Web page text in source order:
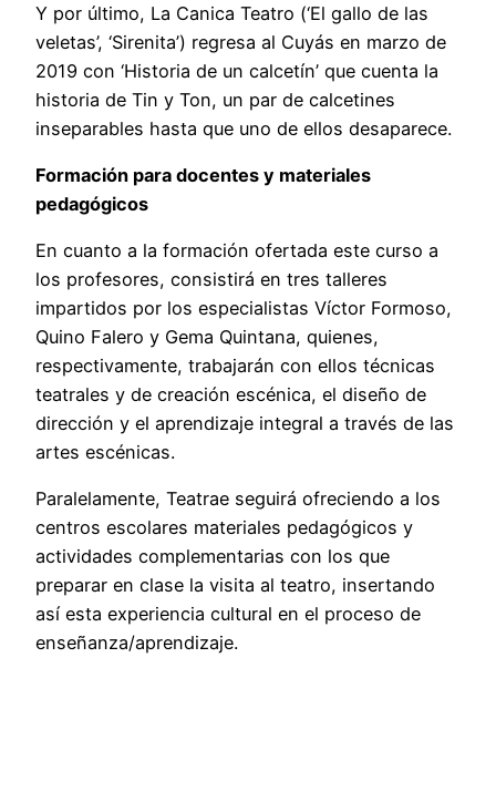
Y por último, La Canica Teatro (‘El gallo de las
veletas’, ‘Sirenita’) regresa al Cuyás en marzo de
2019 con ‘Historia de un calcetín’ que cuenta la
historia de Tin y Ton, un par de calcetines
inseparables hasta que uno de ellos desaparece.
Formación para docentes y materiales
pedagógicos
En cuanto a la formación ofertada este curso a
los profesores, consistirá en tres talleres
impartidos por los especialistas Víctor Formoso,
Quino Falero y Gema Quintana, quienes,
respectivamente, trabajarán con ellos técnicas
teatrales y de creación escénica, el diseño de
dirección y el aprendizaje integral a través de las
artes escénicas.
Paralelamente, Teatrae seguirá ofreciendo a los
centros escolares materiales pedagógicos y
actividades complementarias con los que
preparar en clase la visita al teatro, insertando
así esta experiencia cultural en el proceso de
enseñanza/aprendizaje.